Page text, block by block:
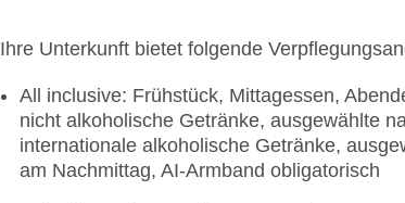
Ihre Unterkunft bietet folgende
All inclusive: Frühstück, Mittagessen,
nicht alkoholische Getränke, ausgewählte
internationale alkoholische Getränke,
am Nachmittag, AI-Armband obligatorisch